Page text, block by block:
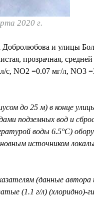
2020 г.
и улицы
прозрачная,
с, NO2 =0.07 мг/л, NO3
до 25 м) в конце
подземных вод и
воды 6.5°C)
источником
(данные автора
(1.1 г/л) (хлоридно)-